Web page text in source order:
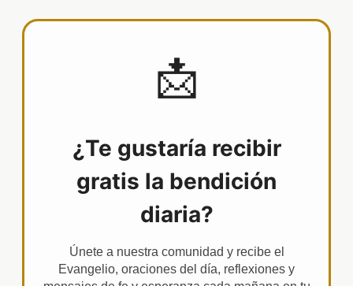
📩
¿Te gustaría recibir
gratis la bendición
diaria?
Únete a nuestra comunidad y recibe el
Evangelio, oraciones del día, reflexiones y